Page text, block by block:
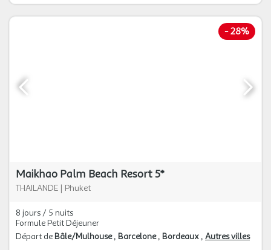
- 28%
Maikhao Palm Beach Resort 5*
THAILANDE | Phuket
8 jours / 5 nuits
Formule Petit Déjeuner
Départ de Bâle/Mulhouse Barcelone Bordeaux Autres villes